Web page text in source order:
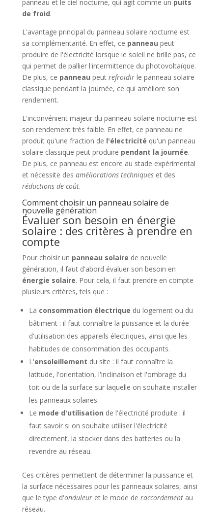
panneau et le ciel nocturne, qui agit comme un puits
de froid.
L'avantage principal du panneau solaire nocturne est
sa complémentarité. En effet, ce panneau peut
produire de l'électricité lorsque le soleil ne brille pas, ce
qui permet de pallier l'intermittence du photovoltaïque.
De plus, ce panneau peut refroidirle panneau solaire
classique pendant la journée, ce qui améliore son
rendement.
L'inconvénient majeur du panneau solaire nocturne est
son rendement très faible. En effet, ce panneau ne
produit qu'une fraction de l'électricité qu'un panneau
solaire classique peut produire pendant la journée.
De plus, ce panneau est encore au stade expérimental
et nécessite des améliorations techniqueset des
réductions de coût.
Comment choisir un panneau solaire de
nouvelle génération
Évaluer son besoin en énergie
solaire : des critères à prendre en
compte
Pour choisir un panneau solaire de nouvelle
génération, il faut d'abord évaluer son besoin en
énergie solaire. Pour cela, il faut prendre en compte
plusieurs critères, tels que :
La consommation électrique du logement ou du
bâtiment : il faut connaître la puissance et la durée
d'utilisation des appareils électriques, ainsi que les
habitudes de consommation des occupants.
L'ensoleillement du site : il faut connaître la
latitude, l'orientation, l'inclinaison et l'ombrage du
toit ou de la surface sur laquelle on souhaite installer
les panneaux solaires.
Le mode d'utilisation de l'électricité produite : il
faut savoir si on souhaite utiliser l'électricité
directement, la stocker dans des batteries ou la
revendre au réseau.
Ces critères permettent de déterminer la puissance et
la surface nécessaires pour les panneaux solaires, ainsi
que le type d'onduleuret le mode de raccordementau
réseau.